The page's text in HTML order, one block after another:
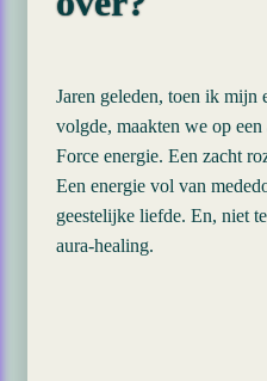
Jaren geleden, toen ik mijn
volgde, maakten we op
Force energie. Een zacht
Een energie vol van
geestelijke liefde. En, niet
aura-healing.